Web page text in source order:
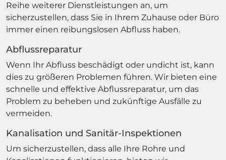
Reihe weiterer Dienstleistungen an, um
sicherzustellen, dass Sie in Ihrem Zuhause oder Büro
immer einen reibungslosen Abfluss haben.
Abflussreparatur
Wenn Ihr Abfluss beschädigt oder undicht ist, kann
dies zu größeren Problemen führen. Wir bieten eine
schnelle und effektive Abflussreparatur, um das
Problem zu beheben und zukünftige Ausfälle zu
vermeiden.
Kanalisation und Sanitär-Inspektionen
Um sicherzustellen, dass alle Ihre Rohre und